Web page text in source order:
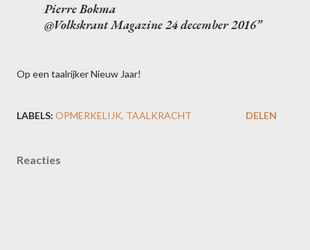
Pierre Bokma
@Volkskrant Magazine 24 december 2016
Op een taalrijker Nieuw Jaar!
LABELS: OPMERKELIJK TAALKRACHT DELEN
Reacties